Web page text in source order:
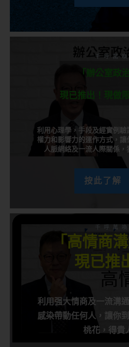
千呼萬喚
「辦公室政
現已推出！現做
利用心理學，手段及經實例
權力和影響力的運作方式，
人脈網絡及一流人際關係，
按此了解
千呼萬喚
「高情商
現已推
利用强大情商及一流溝
感染帶動任何人，讓你
桃花，得貴